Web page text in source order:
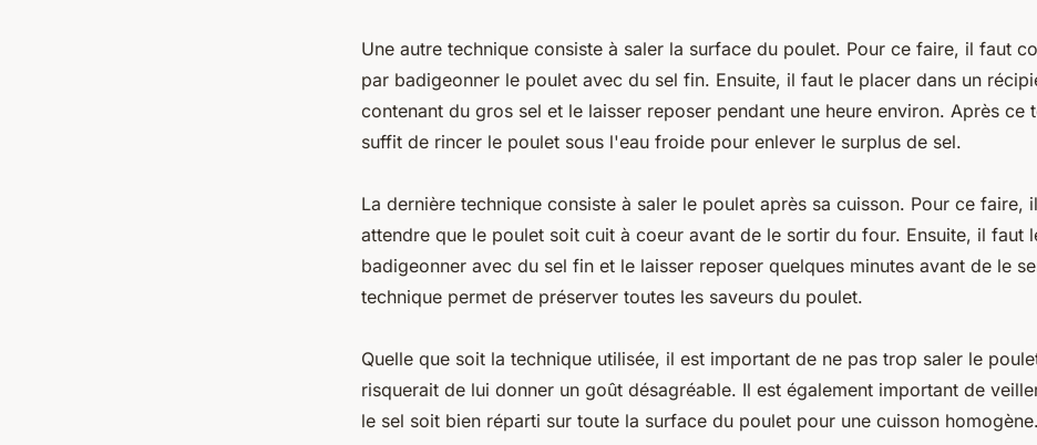
Une autre technique consiste à saler la surface du poulet. Pour ce faire, il faut
par badigeonner le poulet avec du sel fin. Ensuite, il faut le placer dans un
contenant du gros sel et le laisser reposer pendant une heure environ. Après ce
suffit de rincer le poulet sous l'eau froide pour enlever le surplus de sel.
La dernière technique consiste à saler le poulet après sa cuisson. Pour ce faire,
attendre que le poulet soit cuit à coeur avant de le sortir du four. Ensuite, il faut
badigeonner avec du sel fin et le laisser reposer quelques minutes avant de le
technique permet de préserver toutes les saveurs du poulet.
Quelle que soit la technique utilisée, il est important de ne pas trop saler le
risquerait de lui donner un goût désagréable. Il est également important de
le sel soit bien réparti sur toute la surface du poulet pour une cuisson homogène.